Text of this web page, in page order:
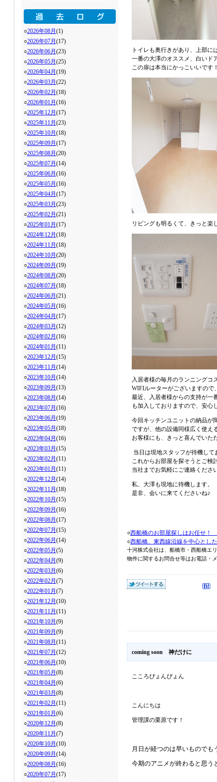
○2026年08月 (1)
○2026年07月 (17)
○2026年06月 (23)
○2026年05月 (25)
○2026年04月 (19)
○2026年03月 (22)
○2026年02月 (18)
○2026年01月 (16)
○2025年12月 (17)
○2025年11月 (23)
○2025年10月 (18)
○2025年09月 (17)
○2025年08月 (20)
○2025年07月 (14)
○2025年06月 (16)
○2025年05月 (16)
○2025年04月 (17)
○2025年03月 (23)
○2025年02月 (21)
○2025年01月 (17)
○2024年12月 (18)
○2024年11月 (18)
○2024年10月 (20)
○2024年09月 (19)
○2024年08月 (20)
○2024年07月 (18)
○2024年06月 (21)
○2024年05月 (16)
○2024年04月 (17)
○2024年03月 (12)
○2024年02月 (16)
○2024年01月 (11)
○2023年12月 (15)
○2023年11月 (14)
○2023年10月 (14)
○2023年09月 (13)
○2023年08月 (14)
○2023年07月 (16)
○2023年06月 (19)
○2023年05月 (18)
○2023年04月 (16)
○2023年03月 (15)
○2023年02月 (11)
○2023年01月 (11)
○2022年12月 (14)
○2022年11月 (18)
○2022年10月 (15)
○2022年09月 (16)
○2022年08月 (17)
○2022年07月 (15)
○2022年06月 (14)
○2022年05月 (5)
○2022年04月 (9)
○2022年03月 (6)
○2022年02月 (7)
○2022年01月 (7)
○2021年12月 (10)
○2021年11月 (11)
○2021年10月 (9)
○2021年09月 (9)
○2021年08月 (11)
○2021年07月 (12)
○2021年06月 (10)
○2021年05月 (8)
○2021年04月 (6)
○2021年03月 (8)
○2021年02月 (11)
○2021年01月 (6)
○2020年12月 (8)
○2020年11月 (7)
○2020年10月 (10)
○2020年09月 (14)
○2020年08月 (16)
○2020年07月 (17)
トイレも奥行きがあり、上部
一番の大澤のオススメ、白いド
この扉は本当にかっこいいです
リビングも明るくて、きっと楽
入居者様の毎月のランニングコ
WIFIルーターがございますので
最近、入居者様からの支持が一
も加入しておりますので、安心
今回キッチンユニットの納品が
ですが、他の設備同様広く使え
お客様にも、きっと喜んでいた
当日は現地スタッフが待機し
これからお部屋を探そうとご検
当社までお気軽にご連絡くださ
私、大澤も現地に待機します。
是非、会いに来てくださいね♪
○西船橋のお部屋探しはお任せ！
○西船橋、東西線沿線を中心とし
十河株式会社は、船橋市・西船橋エ
物件に関するお問合せ等はお電話・
coming soon 神だけに
こころぴょんぴょん
こんにちは
管理課の栗原です！
月日が経つのは早いものでも
今期のアニメが終わると思う